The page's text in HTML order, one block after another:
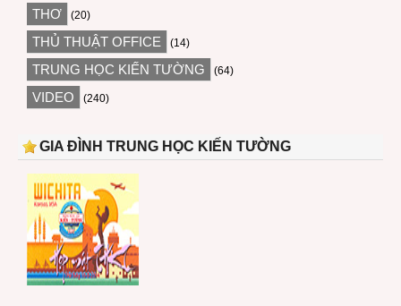
THƠ (20)
THỦ THUẬT OFFICE (14)
TRUNG HỌC KIẾN TƯỜNG (64)
VIDEO (240)
GIA ĐÌNH TRUNG HỌC KIẾN TƯỜNG